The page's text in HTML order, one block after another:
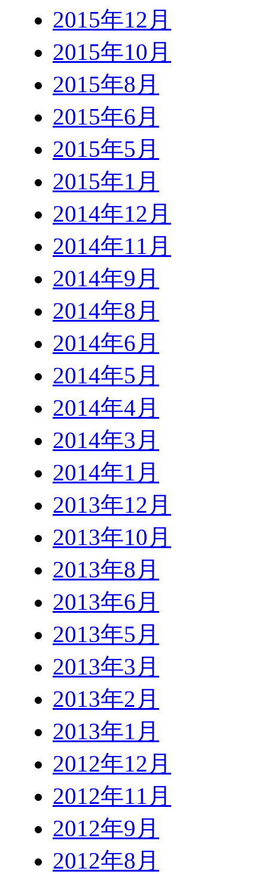
2015年12月
2015年10月
2015年8月
2015年6月
2015年5月
2015年1月
2014年12月
2014年11月
2014年9月
2014年8月
2014年6月
2014年5月
2014年4月
2014年3月
2014年1月
2013年12月
2013年10月
2013年8月
2013年6月
2013年5月
2013年3月
2013年2月
2013年1月
2012年12月
2012年11月
2012年9月
2012年8月